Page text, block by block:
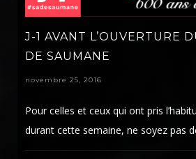
J-1 AVANT L’OUVERTURE
DE SAUMANE
novembre 25, 2016
Pour celles et ceux qui ont pris
durant cette semaine, ne soyez pas